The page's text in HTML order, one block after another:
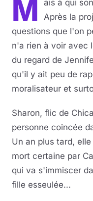
M
ais à qui
Après la
questions que l'on
n'a rien à voir avec
du regard de
qu'il y ait peu de
moralisateur et
Sharon, flic de
personne coincée
Un an plus tard,
mort certaine par
qui va s'immiscer
fille esseulée...